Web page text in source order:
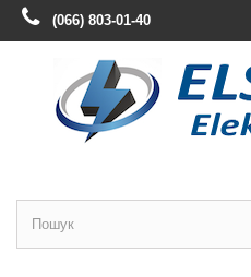
(066) 803-01-40